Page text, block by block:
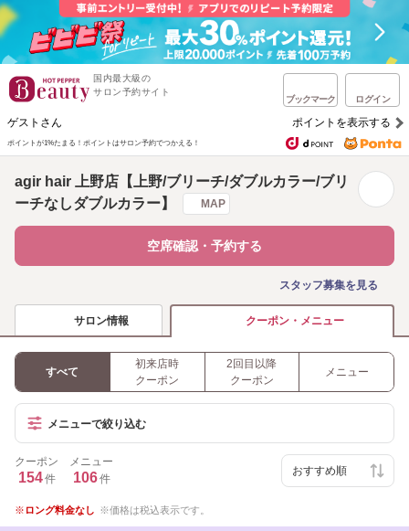
国内最大級の
サロン予約サイト
ブックマーク ログイン
ゲストさん ポイントを表示する
ポイントが1%たまる！ ポイントはサロン予約でつかえる！
agir hair 上野店【上野/ブリーチ/ダブルカラー/ブリ
ーチなしダブルカラー】
MAP
空席確認・予約する
スタッフ募集を見る
サロン情報 クーポン・メニュー
すべて
初来店時
クーポン
2回目以降
クーポン
メニュー
メニューで絞り込む
クーポン
154件
メニュー
106件
ロング料金なし 価格は税込表示です。